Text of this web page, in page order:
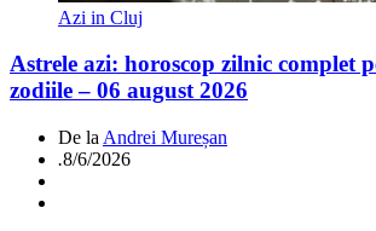
Azi in Cluj
Astrele azi: horoscop zilnic complet
zodiile – 06 august 2026
De la Andrei Mureșan
.8/6/2026